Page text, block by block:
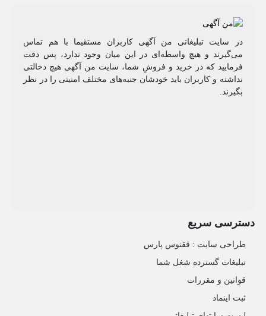
در سایت تبلیغاتی من آگهی کاربران مستقیما با هم تماس
می‌گیرند و هیچ واسطه‌ای در این میان وجود ندارد، پس دقت
فرمایید که در خرید و فروشِ شما، سایت من آگهی هیچ دخالتی
نداشته و کاربران باید خودشان جنبه‌های مختلف امنیتی را در نظر
بگیرند.
دسترسی سریع
طراحی سایت :‌ ققنوس پارس
تبلیغات گسترده شغل شما
قوانین و مقررات
ثبت اینماد